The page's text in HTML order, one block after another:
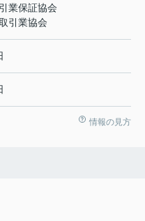
業保証協会
引業協会
情報の見方